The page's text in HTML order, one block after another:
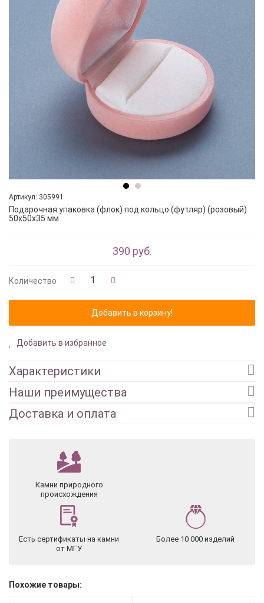
Артикул: 305991
Подарочная упаковка (флок) под кольцо (футляр) (розовый)
50х50х35 мм
390 руб.
Количество
Добавить в избранное
Характеристики
Наши преимущества
Доставка и оплата
Камни природного
происхождения
Есть сертификаты на камни
от МГУ
Более 10 000 изделий
Похожие товары: